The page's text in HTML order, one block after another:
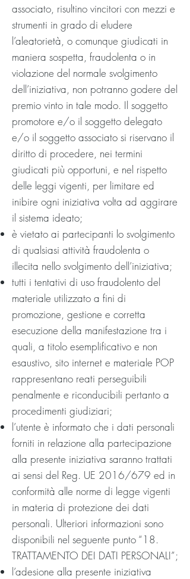
associato, risultino vincitori con mezzi e
strumenti in grado di eludere
l’aleatorietà, o comunque giudicati in
maniera sospetta, fraudolenta o in
violazione del normale svolgimento
dell’iniziativa, non potranno godere del
premio vinto in tale modo. Il soggetto
promotore e/o il soggetto delegato
e/o il soggetto associato si riservano il
diritto di procedere, nei termini
giudicati più opportuni, e nel rispetto
delle leggi vigenti, per limitare ed
inibire ogni iniziativa volta ad aggirare
il sistema ideato;
è vietato ai partecipanti lo svolgimento
di qualsiasi attività fraudolenta o
illecita nello svolgimento dell’iniziativa;
tutti i tentativi di uso fraudolento del
materiale utilizzato a fini di
promozione, gestione e corretta
esecuzione della manifestazione tra i
quali, a titolo esemplificativo e non
esaustivo, sito internet e materiale POP
rappresentano reati perseguibili
penalmente e riconducibili pertanto a
procedimenti giudiziari;
l’utente è informato che i dati personali
forniti in relazione alla partecipazione
alla presente iniziativa saranno trattati
ai sensi del Reg. UE 2016/679 ed in
conformità alle norme di legge vigenti
in materia di protezione dei dati
personali. Ulteriori informazioni sono
disponibili nel seguente punto “18.
TRATTAMENTO DEI DATI PERSONALI”;
l’adesione alla presente iniziativa